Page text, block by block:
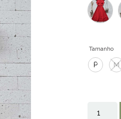
Tamanho
P M